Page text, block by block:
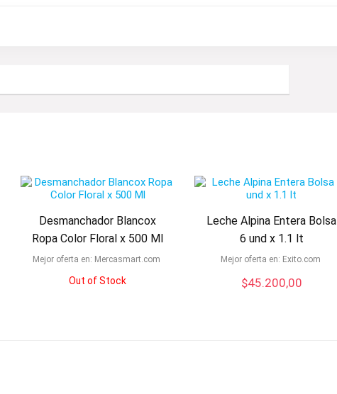
Desmanchador Blancox
Ropa Color Floral x 500 Ml
Mejor oferta en: mercasmart.com
Out of Stock
Leche Alpina Entera Bolsa
6 und x 1.1 lt
Mejor oferta en: exito.com
$45.200,00